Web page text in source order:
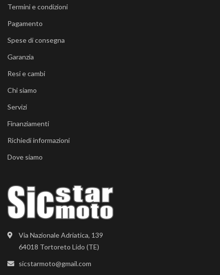
Via Nazionale Adriatica, 139
64018 Tortoreto Lido (TE)
sicstarmoto@gmail.com
Termini e condizioni
Pagamento
Spese di consegna
Garanzia
Resi e cambi
Chi siamo
Servizi
Finanziamenti
Richiedi informazioni
Dove siamo